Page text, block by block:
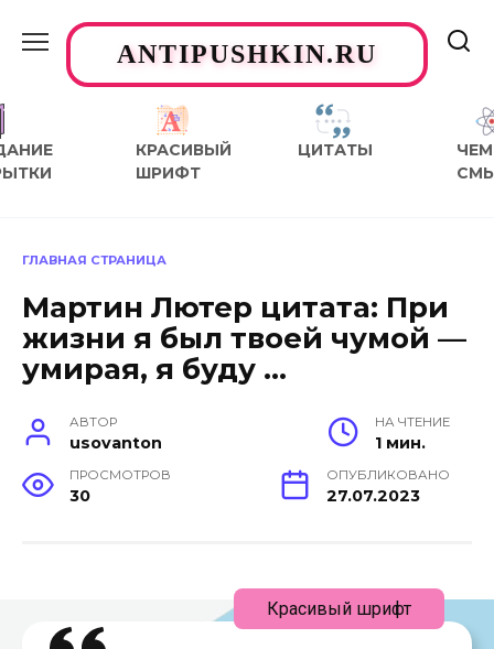
содержаниюANTIPUSHKIN.RU
КРАСИВЫЙ
ШРИФТ
ЦИТАТЫ
ЧЕМ
ГЛАВНАЯ СТРАНИЦА
Мартин Лютер цитата: При
жизни я был твоей чумой —
умирая, я буду …
АВТОР
usovanton
НА ЧТЕНИЕ
1 мин.
ПРОСМОТРОВ
30
ОПУБЛИКОВАНО
27.07.2023
Красивый шрифт